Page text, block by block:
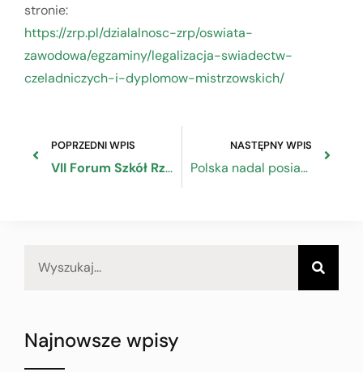
stronie:
https://zrp.pl/dzialalnosc-zrp/oswiata-
zawodowa/egzaminy/legalizacja-swiadectw-
czeladniczych-i-dyplomow-mistrzowskich/
POPRZEDNI WPIS
VII Forum Szkół Rzemiosła „Między teorią a praktyką” w Pałacu Chodkiewiczów
NASTĘPNY WPIS
Polska nadal posiada jeden z najniższych wskaźników bezrobocia w Unii Europejskiej
Najnowsze wpisy